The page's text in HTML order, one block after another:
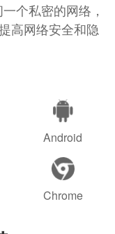
个私密的网络，
高网络安全和隐
Android
Chrome